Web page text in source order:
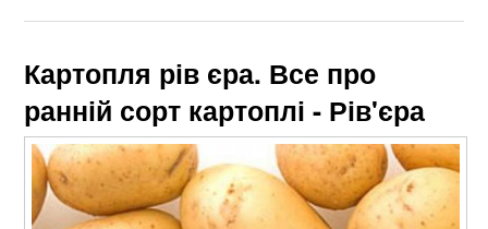
Картопля рів єра. Все про
ранній сорт картоплі - Рів'єра